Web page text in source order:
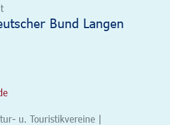
Bund Langen
u. Touristikvereine |